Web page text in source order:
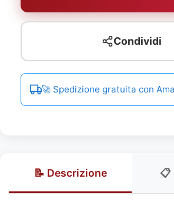
Condividi
🚀 Spedizione gratuita con
📝 Descrizione 📋